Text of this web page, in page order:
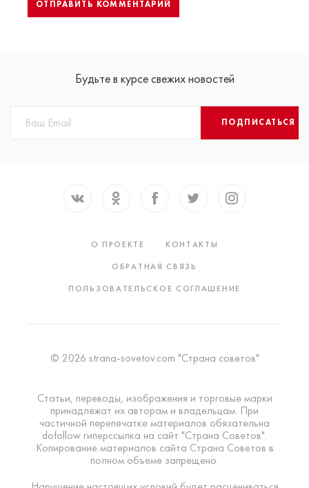
Будьте в курсе свежих новостей
ПОДПИСАТЬСЯ
О ПРОЕКТЕ
КОНТАКТЫ
ОБРАТНАЯ СВЯЗЬ
ПОЛЬЗОВАТЕЛЬСКОЕ СОГЛАШЕНИЕ
© 2026 strana-sovetov.com "Страна советов"
Статьи, переводы, изображения и торговые марки
принадлежат их авторам и владельцам. При
частичной перепечатке материалов обязательна
dofollow гиперссылка на сайт "Страна Советов".
Копирование материалов сайта Страна Советов в
полном объеме запрещено.